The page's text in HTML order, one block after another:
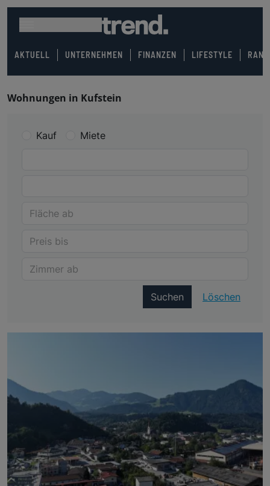
AKTUELL UNTERNEHMEN FINANZEN LIFESTYLE
Wohnungen in Kufstein
Kauf Miete
Suchen Löschen